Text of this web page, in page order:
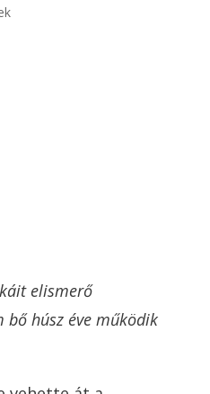
elismerő
bő húsz éve működik